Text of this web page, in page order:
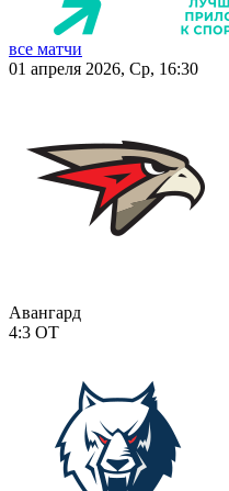
все матчи
01 апреля 2026, Ср, 16:30
Авангард
4:3 ОТ